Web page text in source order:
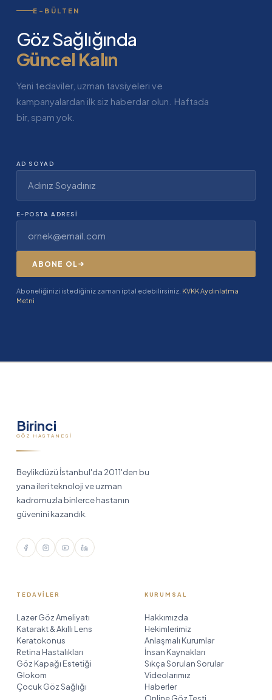
E-BÜLTEN
Göz Sağlığında
Güncel Kalın
Yeni tedaviler, uzman tavsiyeleri ve
kampanyalardan ilk siz haberdar olun. Haftada
bir, spam yok.
AD SOYAD
E-POSTA ADRESI
ABONE OL
Aboneliğinizi istediğiniz zaman iptal edebilirsiniz. KVKK Aydınlatma
Metni
Birinci
GÖZ HASTANESI
Beylikdüzü İstanbul'da 2011'den bu
yana ileri teknoloji ve uzman
kadromuzla binlerce hastanın
güvenini kazandık.
TEDAVILER
Lazer Göz Ameliyatı
Katarakt & Akıllı Lens
Keratokonus
Retina Hastalıkları
Göz Kapağı Estetiği
Glokom
Çocuk Göz Sağlığı
KURUMSAL
Hakkımızda
Hekimlerimiz
Anlaşmalı Kurumlar
İnsan Kaynakları
Sıkça Sorulan Sorular
Videolarımız
Haberler